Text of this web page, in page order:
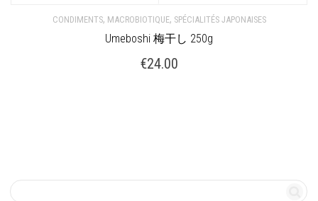
CONDIMENTS, MACROBIOTIQUE, SPÉCIALITÉS JAPONAISES
Umeboshi 梅干し 250g
€24.00